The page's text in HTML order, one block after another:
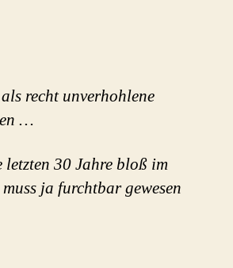
recht unverhohlene
…
30 Jahre bloß im
ja furchtbar gewesen